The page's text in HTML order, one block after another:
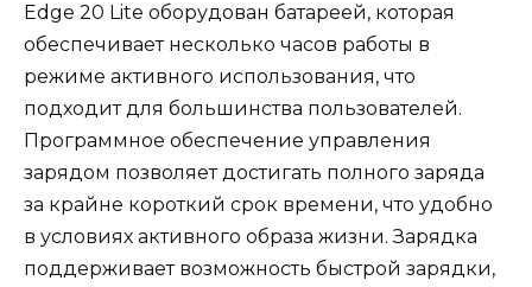
Edge 20 Lite оборудован батареей, которая
обеспечивает несколько часов работы в
режиме активного использования, что
подходит для большинства пользователей.
Программное обеспечение управления
зарядом позволяет достигать полного заряда
за крайне короткий срок времени, что удобно
в условиях активного образа жизни. Зарядка
поддерживает возможность быстрой зарядки,